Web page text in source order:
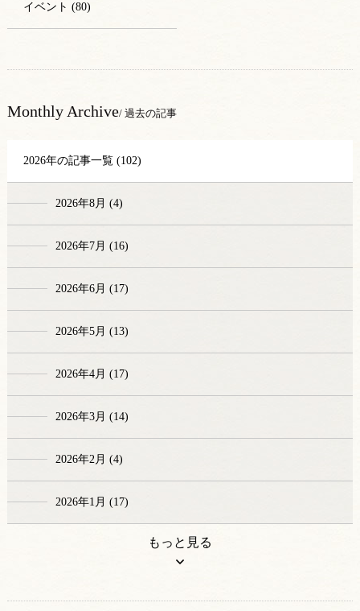
イベント (80)
Monthly Archive/ 過去の記事
2026年の記事一覧 (102)
2026年8月 (4)
2026年7月 (16)
2026年6月 (17)
2026年5月 (13)
2026年4月 (17)
2026年3月 (14)
2026年2月 (4)
2026年1月 (17)
もっと見る